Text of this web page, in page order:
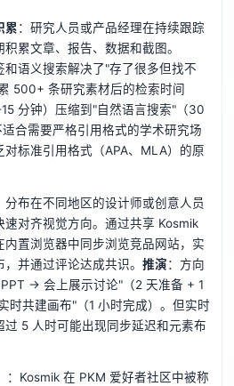
累：研究人员或产品经理在持续跟踪
累文章、报告、数据和截图。
和语义搜索解决了"存了很多但找不
500+ 条研究素材后的检索时间
分钟）压缩到"自然语言搜索"（30
合需要严格引用格式的学术研究场
标准引用格式（APA、MLA）的原
分布在不同地区的设计师或创意人员
对齐视觉方向。通过共享 Kosmik
内置浏览器中同步浏览竞品网站，实
并通过评论达成共识。 推演：方向
→ 会上展示讨论"（2 天准备 + 1
时共建画布"（1 小时完成）。但实时
过 5 人时可能出现同步延迟和元素布
：Kosmik 在 PKM 爱好者社区中被称